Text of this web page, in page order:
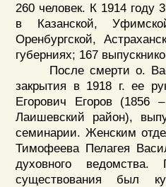
260 человек. К 1914 году
в Казанской,
Оренбургской,
губерниях; 167
После смерти о.
закрытия в 1918 г. ее
Егорович Егоров
Лаишевский район),
семинарии. Женским
Тимофеева Пелагея
духовного
существования был